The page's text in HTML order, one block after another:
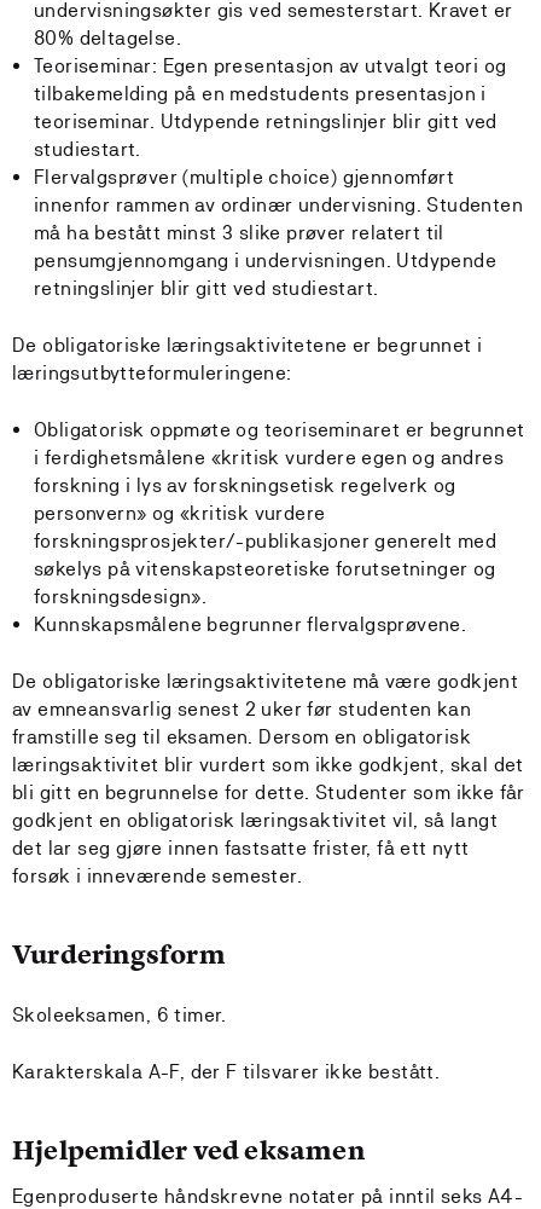
undervisningsøkter gis ved semesterstart. Kravet er
80% deltagelse.
Teoriseminar: Egen presentasjon av utvalgt teori og
tilbakemelding på en medstudents presentasjon i
teoriseminar. Utdypende retningslinjer blir gitt ved
studiestart.
Flervalgsprøver (multiple choice) gjennomført
innenfor rammen av ordinær undervisning. Studenten
må ha bestått minst 3 slike prøver relatert til
pensumgjennomgang i undervisningen. Utdypende
retningslinjer blir gitt ved studiestart.
De obligatoriske læringsaktivitetene er begrunnet i
læringsutbytteformuleringene:
Obligatorisk oppmøte og teoriseminaret er begrunnet
i ferdighetsmålene «kritisk vurdere egen og andres
forskning i lys av forskningsetisk regelverk og
personvern» og «kritisk vurdere
forskningsprosjekter/-publikasjoner generelt med
søkelys på vitenskapsteoretiske forutsetninger og
forskningsdesign».
Kunnskapsmålene begrunner flervalgsprøvene.
De obligatoriske læringsaktivitetene må være godkjent
av emneansvarlig senest 2 uker før studenten kan
framstille seg til eksamen. Dersom en obligatorisk
læringsaktivitet blir vurdert som ikke godkjent, skal det
bli gitt en begrunnelse for dette. Studenter som ikke får
godkjent en obligatorisk læringsaktivitet vil, så langt
det lar seg gjøre innen fastsatte frister, få ett nytt
forsøk i inneværende semester.
Vurderingsform
Skoleeksamen, 6 timer.
Karakterskala A-F, der F tilsvarer ikke bestått.
Hjelpemidler ved eksamen
Egenproduserte håndskrevne notater på inntil seks A4-